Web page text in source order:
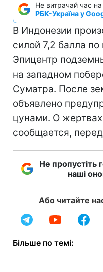
Не витрачай час
РБК-Україна у
В Индонезии
силой 7,2 балла
Эпицентр
на западном
Суматра. После
объявлено
цунами. О
сообщается,
Не пропустіть
наші
Або читайте
Більше по темі: